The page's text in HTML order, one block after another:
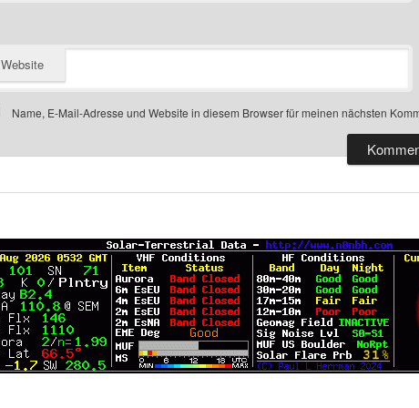
Website
Name, E-Mail-Adresse und Website in diesem Browser für meinen nächsten